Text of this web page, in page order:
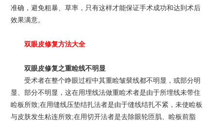
准确，避免粗暴、草率，只有这样才能保证手术成功和达到术后
效果满意。
双眼皮修复方法大全
双眼皮修复之重睑线不明显
受术者在整个睁眼过程中其重睑皱襞线都不明显，或部分明
显、部分不明显，这在用埋线法做重睑术者是由于所埋线未带住
睑板所致;在用缝线压垫结扎法者是由于缝线结扎不紧，未使睑板
与皮肤发生粘连所致;在用切开法者是去除眼轮匝肌、睑板前脂